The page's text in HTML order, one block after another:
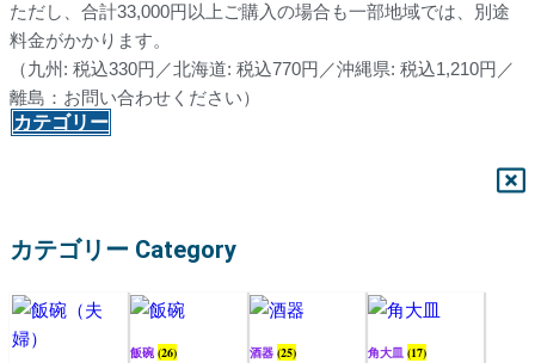
ただし、合計33,000円以上ご購入の場合も一部地域では、別途
料金がかかります。
（九州: 税込330円／北海道: 税込770円／沖縄県: 税込1,210円／
離島：お問い合わせください）
カテゴリー
カテゴリー Category
飯碗(26) 酒器 (25) 角大皿 (17)